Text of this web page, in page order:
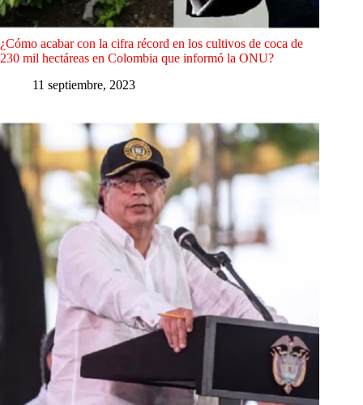
¿Cómo acabar con la cifra récord en los cultivos de coca de
230 mil hectáreas en Colombia que informó la ONU?
11 septiembre, 2023